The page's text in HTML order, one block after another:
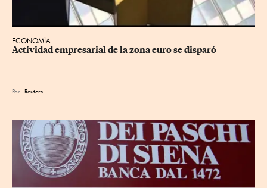
ECONOMÍA
Actividad empresarial de la zona euro se disparó
Por Reuters